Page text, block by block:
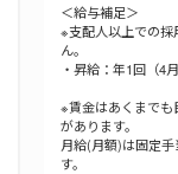
＜給与補足＞
※支配人以上での採
ん。
・昇給：年1回（4月
※賃金はあくまでも
があります。
月給(月額)は固定